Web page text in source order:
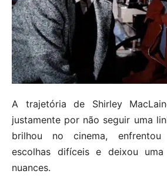
A trajetória de Shirley
justamente por não seguir uma
brilhou no cinema, enfrentou
escolhas difíceis e deixou
nuances.